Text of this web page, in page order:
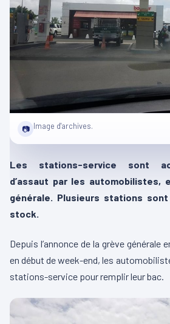
📷 Image d'archives.
Les stations-service sont
d’assaut par les automobilistes,
générale. Plusieurs stations
stock.
Depuis l’annonce de la grève générale
en début de week-end, les
stations-service pour remplir leur bac.